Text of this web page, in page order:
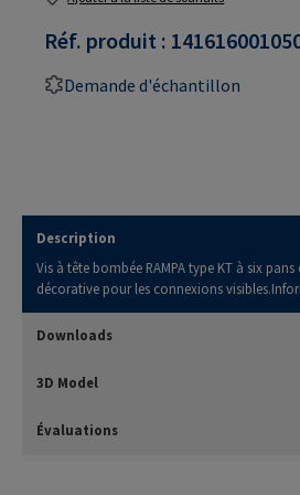
Réf. produit :
Demande d'échantillon
Description
Vis à tête bombée RAMPA type KT à six
décorative pour les connexions
Downloads
3D Model
Évaluations